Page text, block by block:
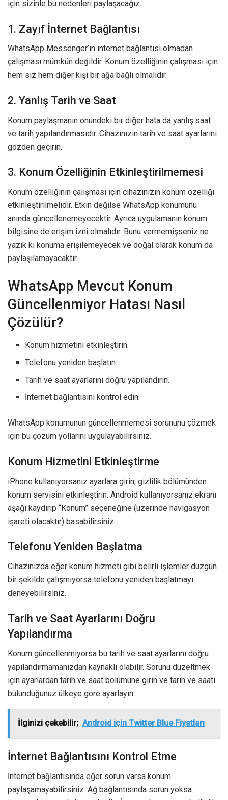
için sizinle bu nedenleri paylaşacağız.
1. Zayıf İnternet Bağlantısı
WhatsApp Messenger’ın internet bağlantısı olmadan
çalışması mümkün değildir. Konum özelliğinin çalışması için
hem siz hem diğer kişi bir ağa bağlı olmalıdır.
2. Yanlış Tarih ve Saat
Konum paylaşmanın önündeki bir diğer hata da yanlış saat
ve tarih yapılandırmasıdır. Cihazınızın tarih ve saat ayarlarını
gözden geçirin.
3. Konum Özelliğinin Etkinleştirilmemesi
Konum özelliğinin çalışması için cihazınızın konum özelliği
etkinleştirilmelidir. Etkin değilse WhatsApp konumunu
anında güncellenemeyecektir. Ayrıca uygulamanın konum
bilgisine de erişim izni olmalıdır. Bunu vermemişseniz ne
yazık ki konuma erişilemeyecek ve doğal olarak konum da
paylaşılamayacaktır.
WhatsApp Mevcut Konum
Güncellenmiyor Hatası Nasıl
Çözülür?
Konum hizmetini etkinleştirin.
Telefonu yeniden başlatın.
Tarih ve saat ayarlarını doğru yapılandırın.
İnternet bağlantısını kontrol edin.
WhatsApp konumunun güncellenmemesi sorununu çözmek
için bu çözüm yollarını uygulayabilirsiniz.
Konum Hizmetini Etkinleştirme
iPhone kullanıyorsanız ayarlara girin, gizlilik bölümünden
konum servisini etkinleştirin. Android kullanıyorsanız ekranı
aşağı kaydırıp “Konum” seçeneğine (üzerinde navigasyon
işareti olacaktır) basabilirsiniz.
Telefonu Yeniden Başlatma
Cihazınızda eğer konum hizmeti gibi belirli işlemler düzgün
bir şekilde çalışmıyorsa telefonu yeniden başlatmayı
deneyebilirsiniz.
Tarih ve Saat Ayarlarını Doğru
Yapılandırma
Konum güncellenmiyorsa bu tarih ve saat ayarlarını doğru
yapılandırmamanızdan kaynaklı olabilir. Sorunu düzeltmek
için ayarlardan tarih ve saat bölümüne girin ve tarih ve saati
bulunduğunuz ülkeye göre ayarlayın.
İlginizi çekebilir; Android için Twitter Blue Fiyatları
İnternet Bağlantısını Kontrol Etme
İnternet bağlantısında eğer sorun varsa konum
paylaşamayabilirsiniz. Ağ bağlantısında sorun yoksa